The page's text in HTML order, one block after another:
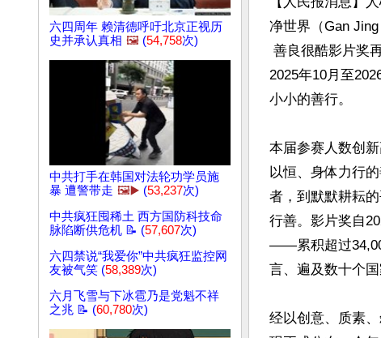
六四周年 赖清德呼吁北京正视历
史并承认真相 🖼️ (54,758次)
中共打手在韩国对法轮功学员施
暴 遭警带走 🖼️▶️ (53,237次)
中共疯狂囤稀土 西方国防科技命
脉陷断供危机 📝 (57,607次)
六四禁说“我爱你”中共疯狂监控网
友被气笑 (58,389次)
六月飞雪与下冰雹乃是党魁不祥
之兆 📝 (60,780次)
净世界（Gan Jing
2025年10月至
小小的善行。
本届参赛人数创
以恒、身体力行
者，到默默耕耘
行善。影片奖自
——累积超过
言、遍及数十个国
经以创意、质素